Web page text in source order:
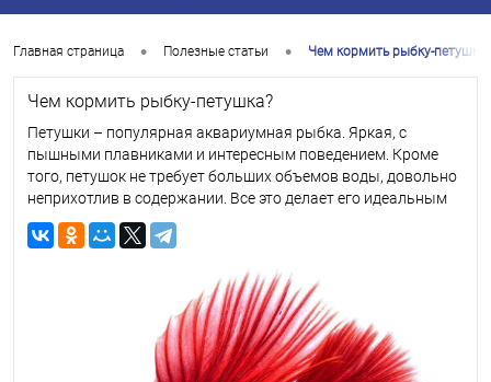
Главная страница • Полезные статьи • Чем кормить рыбку-петушка?
Чем кормить рыбку-петушка?
Петушки – популярная аквариумная рыбка. Яркая, с
пышными плавниками и интересным поведением. Кроме
того, петушок не требует больших объемов воды, довольно
неприхотлив в содержании. Все это делает его идеальным
питомцем для начинающего аквариумиста. И при покупке
встает вопрос: как разобраться в многообразии кормов и
петушку? Попробуем ответить на все вопросы, связанные с
кормлением этих замечательных рыбок и подобрать для
них оптимальный вариант корма.